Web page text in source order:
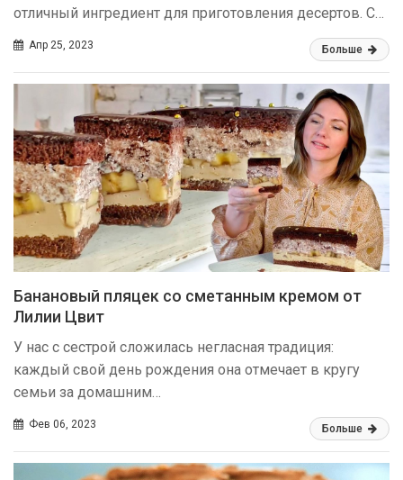
отличный ингредиент для приготовления десертов. С…
Апр 25, 2023 Больше
Банановый пляцек со сметанным кремом от
Лилии Цвит
У нас с сестрой сложилась негласная традиция:
каждый свой день рождения она отмечает в кругу
семьи за домашним…
Фев 06, 2023 Больше